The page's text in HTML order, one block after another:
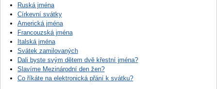
Ruská jména
Církevní svátky
Americká jména
Francouzská jména
Italská jména
Svátek zamilovaných
Dali byste svým dětem dvě křestní jména?
Slavíme Mezinárodní den žen?
Co říkáte na elektronická přání k svátku?